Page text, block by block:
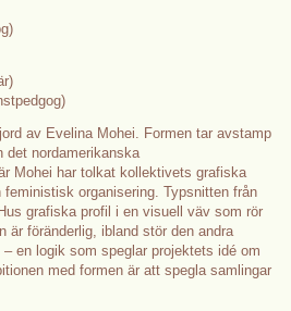
av Evelina Mohei. Formen tar avstamp
det nordamerikanska
Mohei har tolkat kollektivets grafiska
organisering. Typsnitten från
grafiska profil i en visuell väv som rör
är föränderlig, ibland stör den andra
en logik som speglar projektets idé om
med formen är att spegla samlingar